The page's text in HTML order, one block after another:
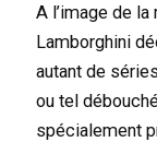
A l’image de
Lamborghini
autant de
ou tel
spécialement